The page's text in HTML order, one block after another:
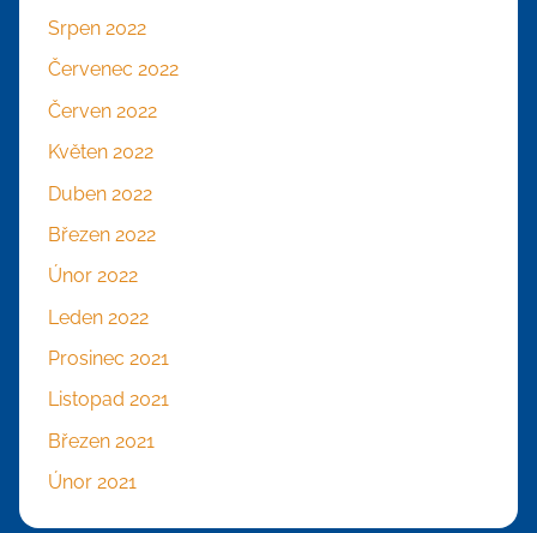
Srpen 2022
Červenec 2022
Červen 2022
Květen 2022
Duben 2022
Březen 2022
Únor 2022
Leden 2022
Prosinec 2021
Listopad 2021
Březen 2021
Únor 2021